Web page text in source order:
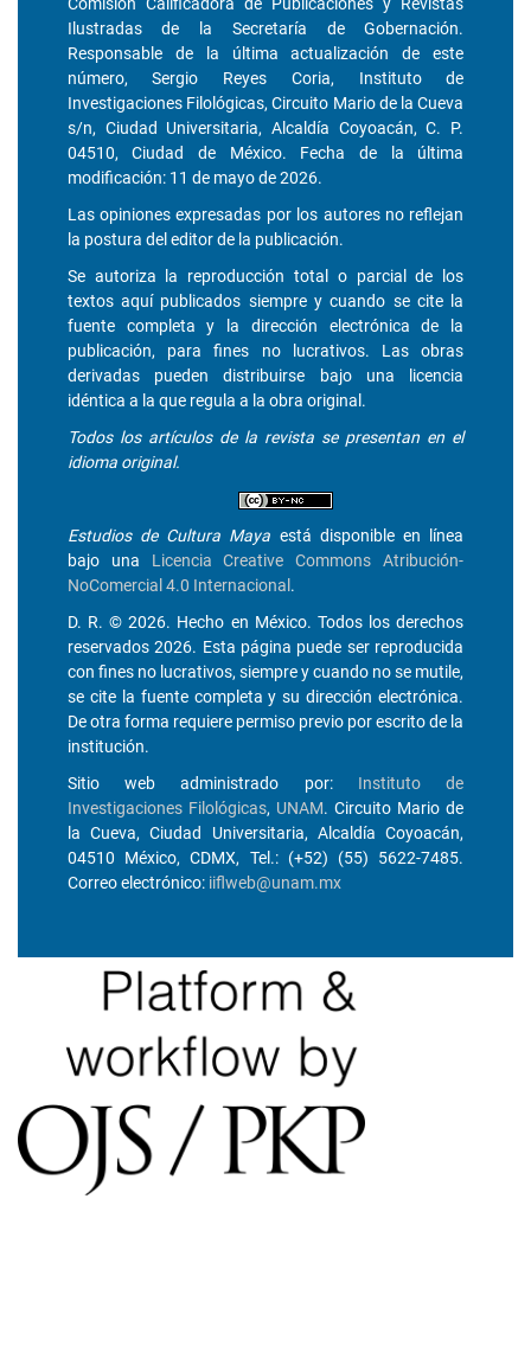
Ilustradas de la Secretaría de Gobernación.
Responsable de la última actualización de este
número, Sergio Reyes Coria, Instituto de
Investigaciones Filológicas, Circuito Mario de la Cueva
s/n, Ciudad Universitaria, Alcaldía Coyoacán, C. P.
04510, Ciudad de México. Fecha de la última
modificación: 11 de mayo de 2026.
Las opiniones expresadas por los autores no reflejan
la postura del editor de la publicación.
Se autoriza la reproducción total o parcial de los
textos aquí publicados siempre y cuando se cite la
fuente completa y la dirección electrónica de la
publicación, para fines no lucrativos. Las obras
derivadas pueden distribuirse bajo una licencia
idéntica a la que regula a la obra original.
Todos los artículos de la revista se presentan en el
idioma original.
Estudios de Cultura Maya está disponible en línea
bajo una Licencia Creative Commons Atribución-
NoComercial 4.0 Internacional .
D. R. © 2026. Hecho en México. Todos los derechos
reservados 2026. Esta página puede ser reproducida
con fines no lucrativos, siempre y cuando no se mutile,
se cite la fuente completa y su dirección electrónica.
De otra forma requiere permiso previo por escrito de la
institución.
Sitio web administrado por: Instituto de
Investigaciones Filológicas, UNAM. Circuito Mario de
la Cueva, Ciudad Universitaria, Alcaldía Coyoacán,
04510 México, CDMX, Tel.: (+52) (55) 5622-7485.
Correo electrónico: iiflweb@unam.mx